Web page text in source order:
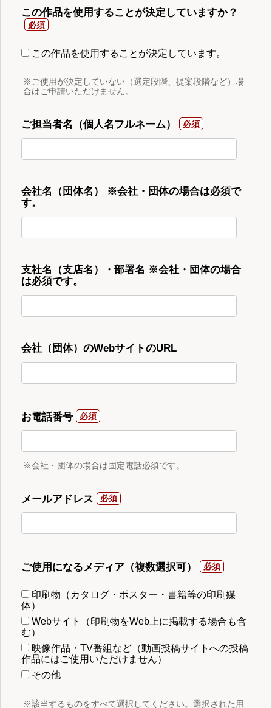
この作品を使用することが決定していますか？
この作品を使用することが決定しています。
※ご使用が決定していない（選定段階、提案段階など）場
合はご申請いただけません。
ご担当者名（個人名フルネーム）
会社名（団体名） ※会社・団体の場合は必須で
す。
支社名（支店名）・部署名 ※会社・団体の場合
は必須です。
会社（団体）のWebサイトのURL
お電話番号
※会社・団体の場合は固定電話必須です。
メールアドレス
ご使用になるメディア（複数選択可）
印刷物（カタログ・ポスター・書籍等の印刷媒
体）
Webサイト（印刷物をWeb上に掲載する場合も含
む）
映像作品・TV番組など（動画投稿サイトへの投稿
作品にはご使用いただけません）
その他
※該当するものをすべて選択してください。選択された用